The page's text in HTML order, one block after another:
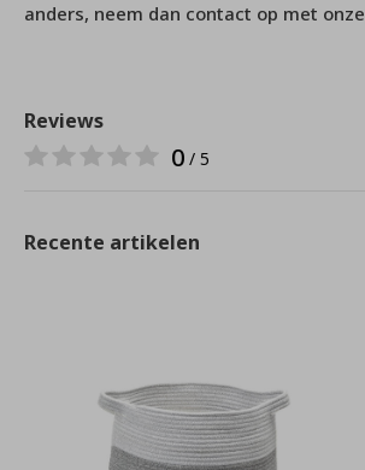
anders, neem dan contact op met onze
Reviews
0 / 5
Recente artikelen